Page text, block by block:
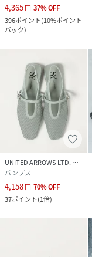
4,365円 37%OFF
396ポイント(10%ポイント
バック)
UNITED ARROWS LTD. OUTLET
パンプス
4,158円 70%OFF
37ポイント(1倍)